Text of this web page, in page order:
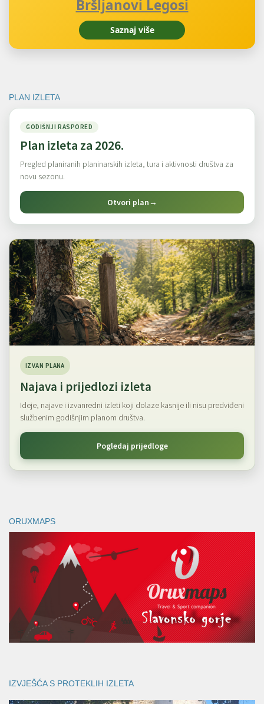
Bršljanovi Legosi
Saznaj više
PLAN IZLETA
GODIŠNJI RASPORED
Plan izleta za 2026.
Pregled planiranih planinarskih izleta, tura i aktivnosti društva za
novu sezonu.
Otvori plan→
IZVAN PLANA
Najava i prijedlozi izleta
Ideje, najave i izvanredni izleti koji dolaze kasnije ili nisu predviđeni
službenim godišnjim planom društva.
Pogledaj prijedloge
ORUXMAPS
IZVJEŠĆA S PROTEKLIH IZLETA